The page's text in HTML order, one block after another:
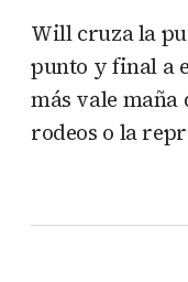
Will cruza la
punto y final a
más vale maña
rodeos o la